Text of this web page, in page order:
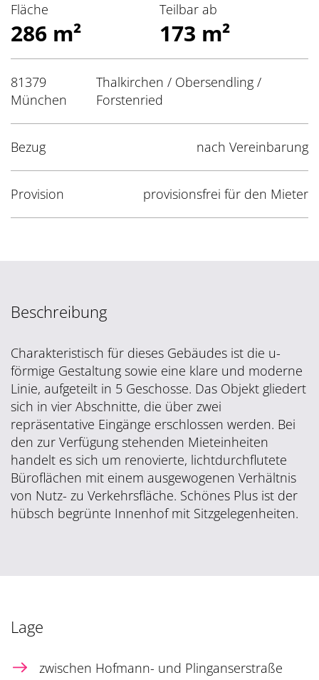
Fläche
286 m²
Teilbar ab
173 m²
81379
München
Thalkirchen / Obersendling /
Forstenried
Bezug nach Vereinbarung
Provision provisionsfrei für den Mieter
Beschreibung
Charakteristisch für dieses Gebäudes ist die u-
förmige Gestaltung sowie eine klare und moderne
Linie, aufgeteilt in 5 Geschosse. Das Objekt gliedert
sich in vier Abschnitte, die über zwei
repräsentative Eingänge erschlossen werden. Bei
den zur Verfügung stehenden Mieteinheiten
handelt es sich um renovierte, lichtdurchflutete
Büroflächen mit einem ausgewogenen Verhältnis
von Nutz- zu Verkehrsfläche. Schönes Plus ist der
hübsch begrünte Innenhof mit Sitzgelegenheiten.
Lage
zwischen Hofmann- und Plinganserstraße